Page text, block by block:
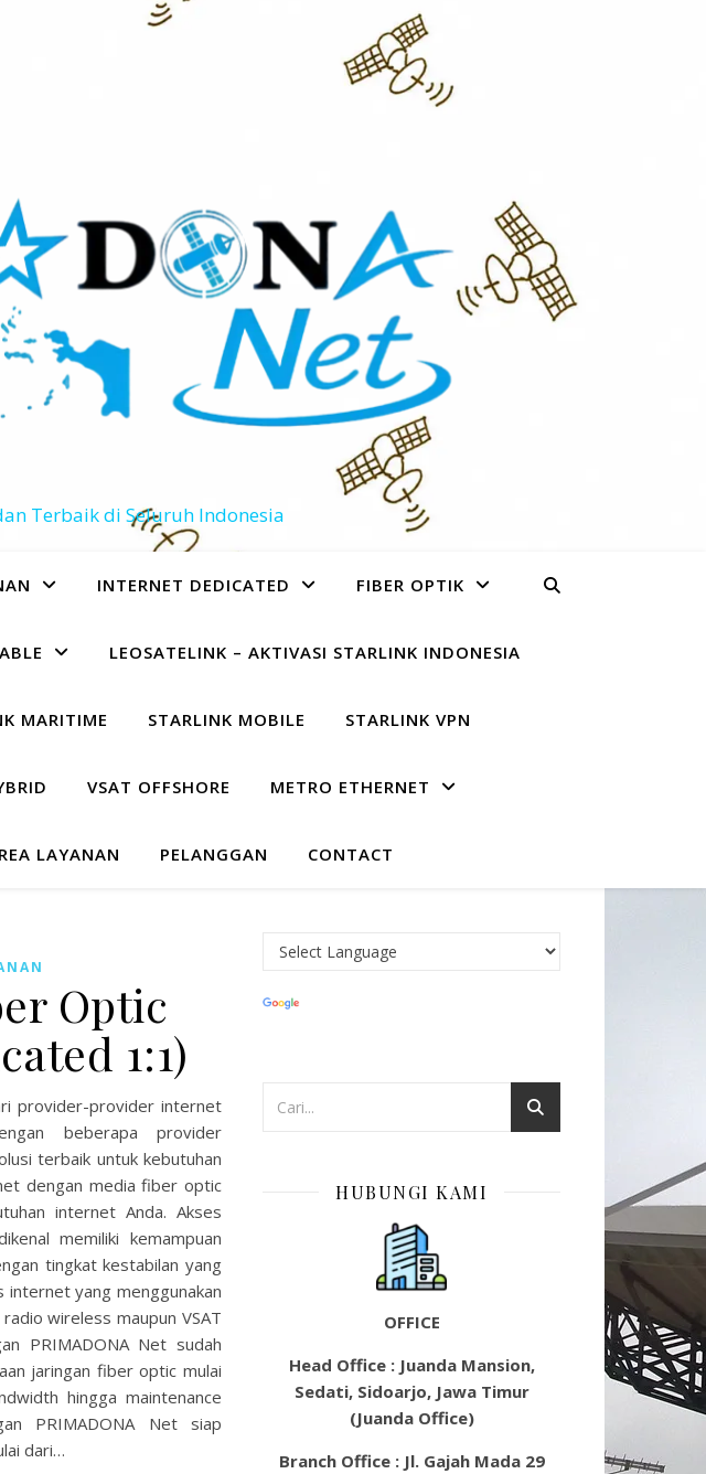
Terbaik di Seluruh Indonesia
INTERNET DEDICATED FIBER OPTIK
LEOSATELINK – AKTIVASI STARLINK INDONESIA
MARITIME STARLINK MOBILE STARLINK VPN
VSAT OFFSHORE METRO ETHERNET
LAYANAN PELANGGAN CONTACT
Optic
1:1)
provider-provider internet
beberapa provider
terbaik untuk kebutuhan
dengan media fiber optic
internet Anda. Akses
memiliki kemampuan
tingkat kestabilan yang
internet yang menggunakan
wireless maupun VSAT
PRIMADONA Net sudah
jaringan fiber optic mulai
hingga maintenance
PRIMADONA Net siap
dari…
HUBUNGI KAMI
OFFICE
Head Office : Juanda Mansion,
Sedati, Sidoarjo, Jawa Timur
(Juanda Office)
Branch Office : Jl. Gajah Mada 29